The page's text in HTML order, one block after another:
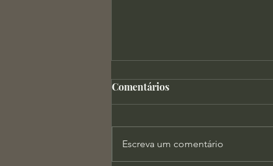
Comentários
Escreva um comentário